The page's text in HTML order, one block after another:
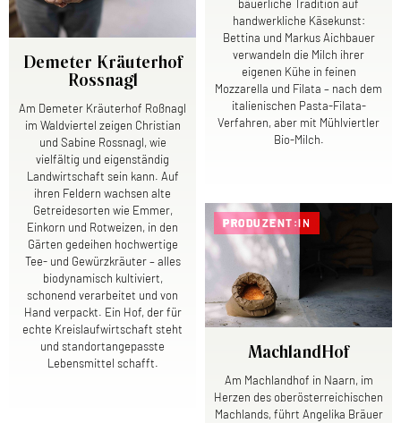
bäuerliche Tradition auf
handwerkliche Käsekunst:
Bettina und Markus Aichbauer
verwandeln die Milch ihrer
eigenen Kühe in feinen
Mozzarella und Filata – nach dem
italienischen Pasta-Filata-
Verfahren, aber mit Mühlviertler
Bio-Milch.
Demeter Kräuterhof
Rossnagl
Am Demeter Kräuterhof Roßnagl
im Waldviertel zeigen Christian
und Sabine Rossnagl, wie
vielfältig und eigenständig
Landwirtschaft sein kann. Auf
ihren Feldern wachsen alte
Getreidesorten wie Emmer,
Einkorn und Rotweizen, in den
Gärten gedeihen hochwertige
Tee- und Gewürzkräuter – alles
biodynamisch kultiviert,
schonend verarbeitet und von
Hand verpackt. Ein Hof, der für
echte Kreislaufwirtschaft steht
und standortangepasste
Lebensmittel schafft.
PRODUZENT:IN
MachlandHof
Am Machlandhof in Naarn, im
Herzen des oberösterreichischen
Machlands, führt Angelika Bräuer